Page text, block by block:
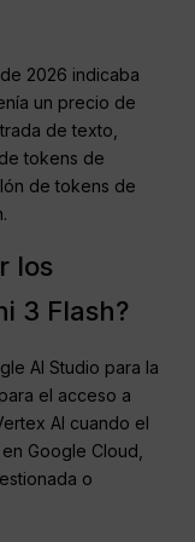
2026 indicaba
un precio de
de texto,
tokens de
de tokens de
los
3 Flash?
AI Studio para la
el acceso a
AI cuando el
Google Cloud,
o